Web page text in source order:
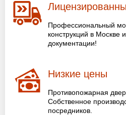
Профессиональный
конструкций в Москве
документации!
Низкие цены
Противопожарная
Собственное
посредников.